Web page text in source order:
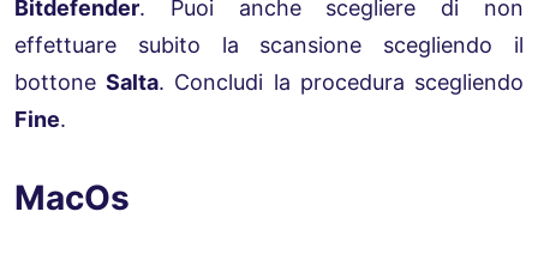
Bitdefender. Puoi anche scegliere di non
effettuare subito la scansione scegliendo il
bottoneSalta. Concludi la procedura scegliendo
Fine.
MacOs